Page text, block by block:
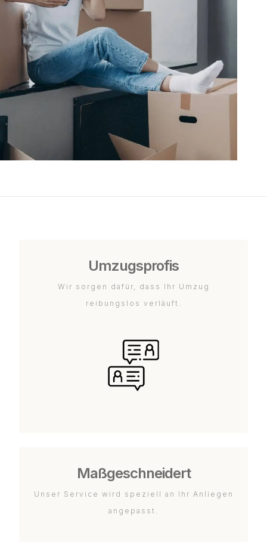
Umzugsprofis
Wir sorgen dafür, dass Ihr Umzug
reibungslos verläuft.
Maßgeschneidert
Unser Service wird speziell an Ihr Anliegen
angepasst.